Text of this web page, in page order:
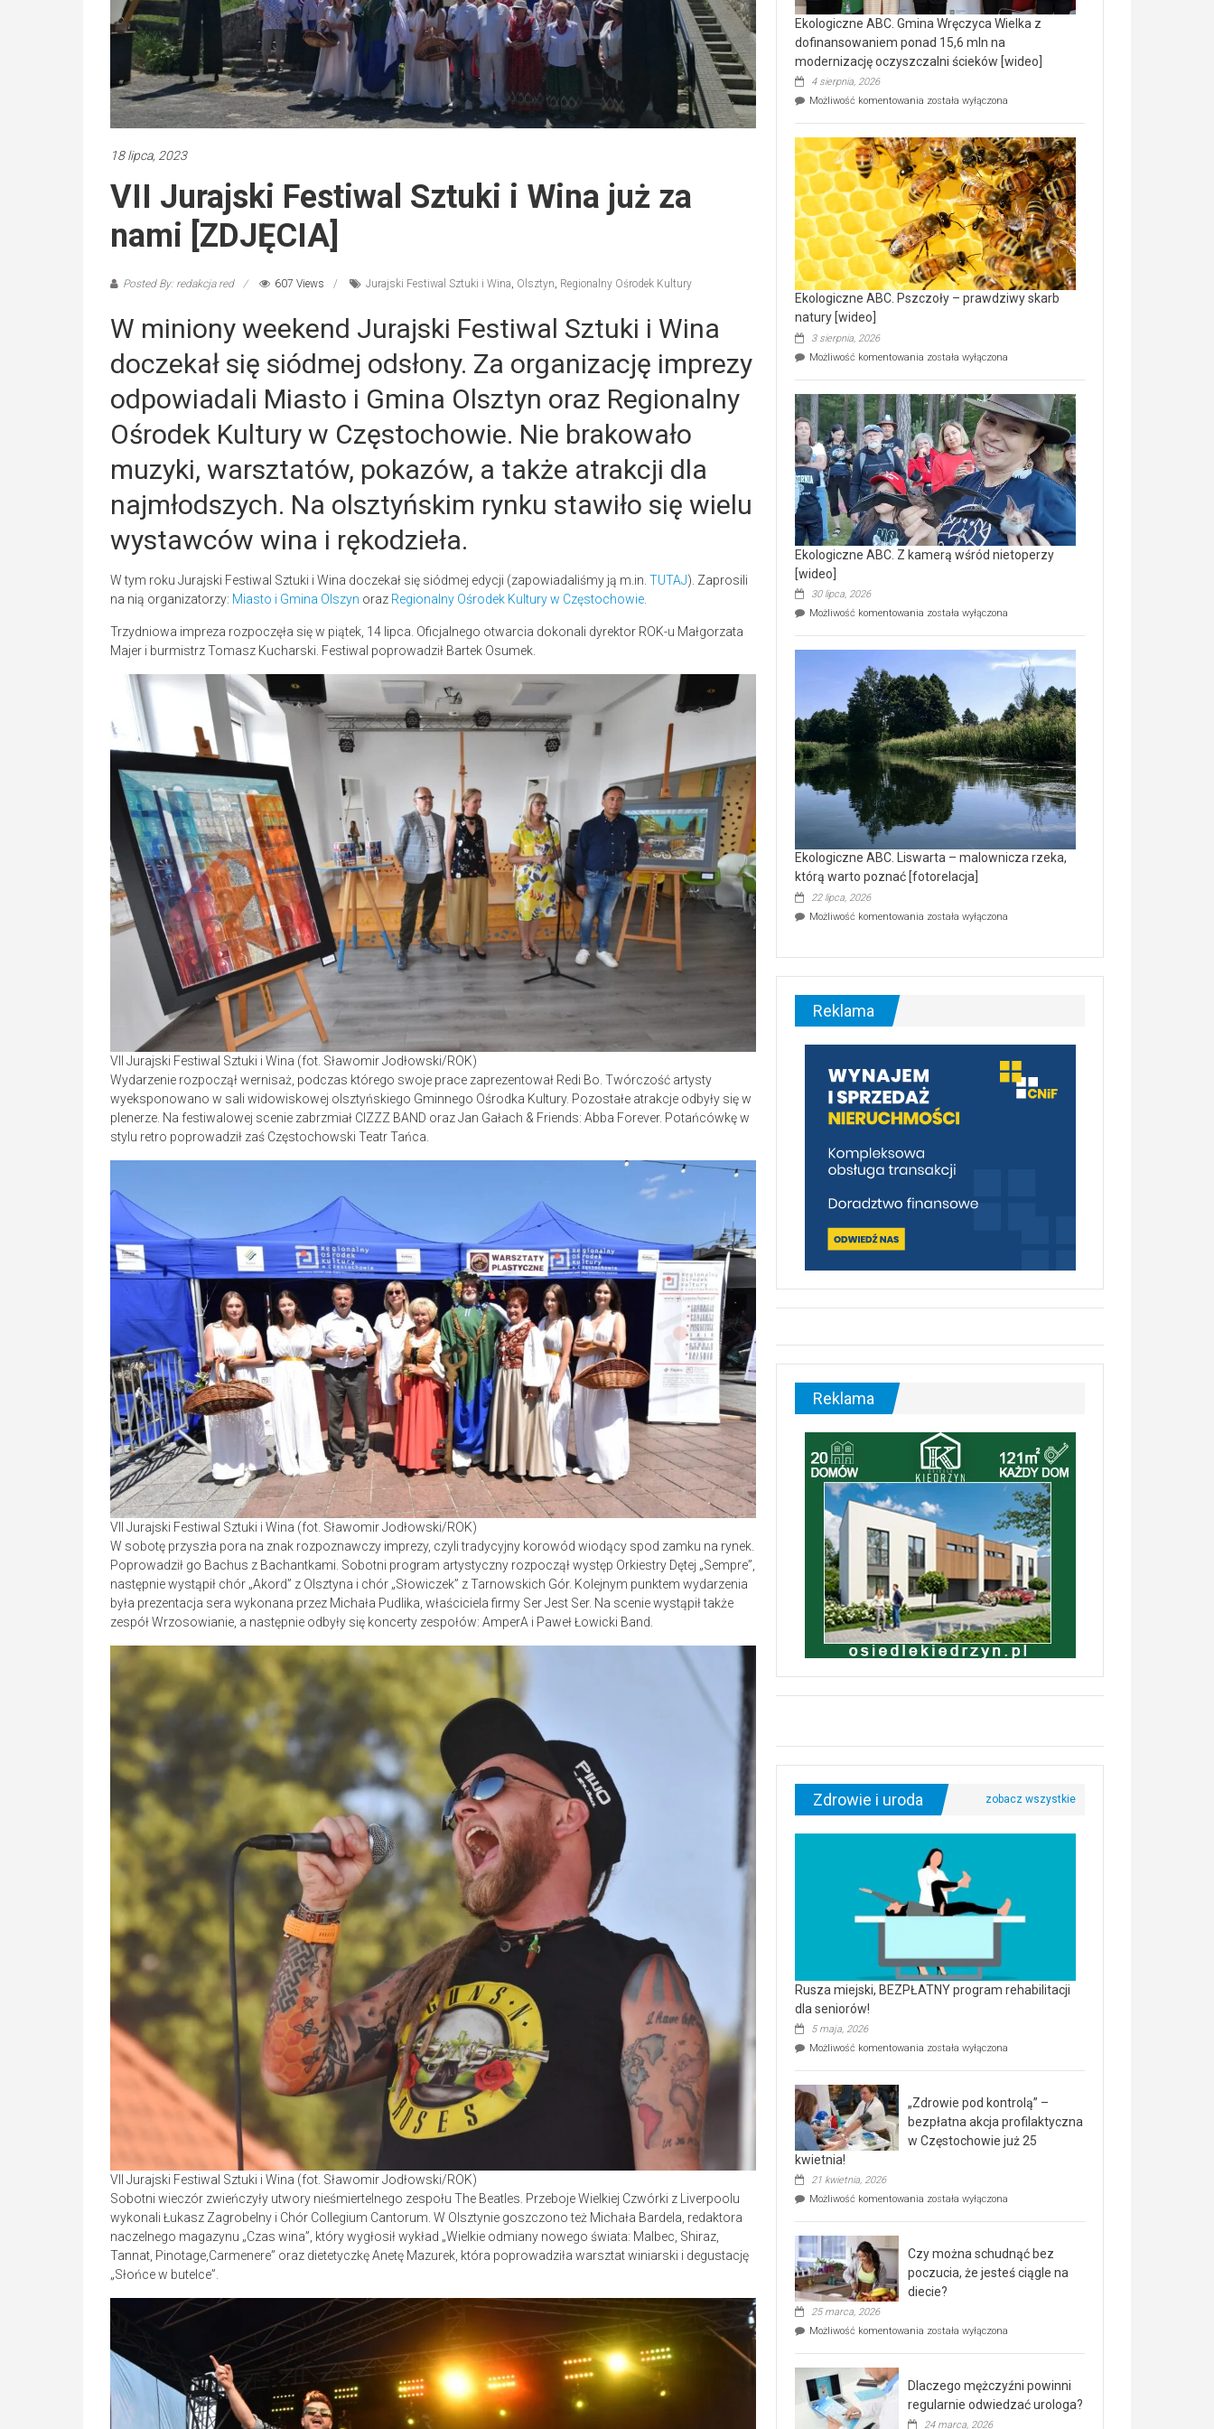
18 lipca, 2023
VII Jurajski Festiwal Sztuki i Wina już za
nami [ZDJĘCIA]
Posted By: redakcja red 607 Views Jurajski Festiwal Sztuki i Wina, Olsztyn, Regionalny Ośrodek Kultury
W miniony weekend Jurajski Festiwal Sztuki i Wina
doczekał się siódmej odsłony. Za organizację imprezy
odpowiadali Miasto i Gmina Olsztyn oraz Regionalny
Ośrodek Kultury w Częstochowie. Nie brakowało
muzyki, warsztatów, pokazów, a także atrakcji dla
najmłodszych. Na olsztyńskim rynku stawiło się wielu
wystawców wina i rękodzieła.
W tym roku Jurajski Festiwal Sztuki i Wina doczekał się siódmej edycji (zapowiadaliśmy ją m.in. TUTAJ). Zaprosili
na nią organizatorzy: Miasto i Gmina Olszyn oraz Regionalny Ośrodek Kultury w Częstochowie
Trzydniowa impreza rozpoczęła się w piątek, 14 lipca. Oficjalnego otwarcia dokonali dyrektor ROK-u Małgorzata
Majer i burmistrz Tomasz Kucharski. Festiwal poprowadził Bartek Osumek.
VII Jurajski Festiwal Sztuki i Wina (fot. Sławomir Jodłowski/ROK)
Wydarzenie rozpoczął wernisaż, podczas którego swoje prace zaprezentował Redi Bo. Twórczość artysty
wyeksponowano w sali widowiskowej olsztyńskiego Gminnego Ośrodka Kultury. Pozostałe atrakcje odbyły się w
plenerze. Na festiwalowej scenie zabrzmiał CIZZZ BAND oraz Jan Gałach & Friends: Abba Forever. Potańcówkę w
stylu retro poprowadził zaś Częstochowski Teatr Tańca.
VII Jurajski Festiwal Sztuki i Wina (fot. Sławomir Jodłowski/ROK)
W sobotę przyszła pora na znak rozpoznawczy imprezy, czyli tradycyjny korowód wiodący spod zamku na rynek.
Poprowadził go Bachus z Bachantkami. Sobotni program artystyczny rozpoczął występ Orkiestry Dętej „Sempre”,
następnie wystąpił chór „Akord” z Olsztyna i chór „Słowiczek” z Tarnowskich Gór. Kolejnym punktem wydarzenia
była prezentacja sera wykonana przez Michała Pudlika, właściciela firmy Ser Jest Ser. Na scenie wystąpił także
zespół Wrzosowianie, a następnie odbyły się koncerty zespołów: AmperA i Paweł Łowicki Band.
VII Jurajski Festiwal Sztuki i Wina (fot. Sławomir Jodłowski/ROK)
Sobotni wieczór zwieńczyły utwory nieśmiertelnego zespołu The Beatles. Przeboje Wielkiej Czwórki z Liverpoolu
wykonali Łukasz Zagrobelny i Chór Collegium Cantorum. W Olsztynie goszczono też Michała Bardela, redaktora
naczelnego magazynu „Czas wina”, który wygłosił wykład „Wielkie odmiany nowego świata: Malbec, Shiraz,
Tannat, Pinotage,Carmenere” oraz dietetyczkę Anetę Mazurek, która poprowadziła warsztat winiarski i degustację
„Słońce w butelce”.
Ekologiczne ABC. Gmina Wręczyca Wielka z
dofinansowaniem ponad 15,6 mln na
modernizację oczyszczalni ścieków [wideo]
4 sierpnia, 2026
Możliwość komentowania Ekologiczne
Wręczyca
Wielka
z
dofinansowaniem
ponad
15,6
mln
na
modernizację
oczyszczalni
ścieków
[wideo]
została wyłączona
Ekologiczne ABC. Pszczoły – prawdziwy skarb
natury [wideo]
3 sierpnia, 2026
Możliwość komentowania Ekologiczne
–
prawdziwy
skarb
natury
[wideo]
została wyłączona
Ekologiczne ABC. Z kamerą wśród nietoperzy
[wideo]
30 lipca, 2026
Możliwość komentowania Ekologiczne
wśród
nietoperzy
[wideo]
została wyłączona
Ekologiczne ABC. Liswarta – malownicza rzeka,
którą warto poznać [fotorelacja]
22 lipca, 2026
Możliwość komentowania Ekologiczne
–
malownicza
[fotorelacja]
została wyłączona
Reklama
Reklama
Zdrowie i uroda
Rusza miejski, BEZPŁATNY program rehabilitacji
dla seniorów!
5 maja, 2026
Możliwość komentowania Rusza
rehabilitacji
dla
seniorów!
została wyłączona
„Zdrowie pod kontrolą” –
bezpłatna akcja profilaktyczna
w Częstochowie już 25
kwietnia!
21 kwietnia, 2026
Możliwość komentowania „Zdrowie
bezpłatna
akcja
profilaktyczna
w
już
kwietnia!
została wyłączona
Czy można schudnąć bez
poczucia, że jesteś ciągle na
diecie?
25 marca, 2026
Możliwość komentowania Czy
poczucia,
że
została wyłączona
Dlaczego mężczyźni powinni
regularnie odwiedzać urologa?
24 marca, 2026